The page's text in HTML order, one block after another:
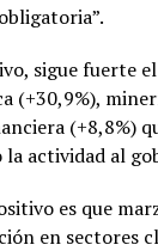
sigue fuerte
(+30,9%),
(+8,8%)
actividad al
es que
en sectores